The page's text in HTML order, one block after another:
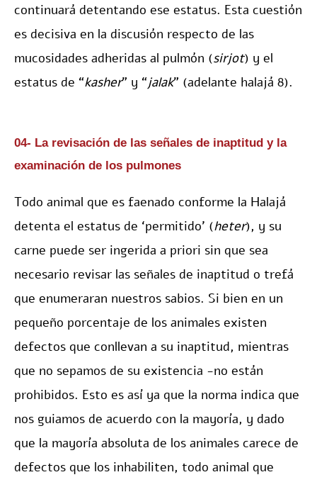
continuará detentando ese estatus. Esta cuestión
es decisiva en la discusión respecto de las
mucosidades adheridas al pulmón (sirjot) y el
estatus de “kasher” y “jalak” (adelante halajá 8).
04- La revisación de las señales de inaptitud y la
examinación de los pulmones
Todo animal que es faenado conforme la Halajá
detenta el estatus de ‘permitido’ (heter), y su
carne puede ser ingerida a priori sin que sea
necesario revisar las señales de inaptitud o trefá
que enumeraran nuestros sabios. Si bien en un
pequeño porcentaje de los animales existen
defectos que conllevan a su inaptitud, mientras
que no sepamos de su existencia -no están
prohibidos. Esto es así ya que la norma indica que
nos guiamos de acuerdo con la mayoría, y dado
que la mayoría absoluta de los animales carece de
defectos que los inhabiliten, todo animal que